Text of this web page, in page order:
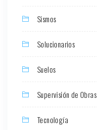
Sismos
Solucionarios
Suelos
Supervisión de Obras
Tecnología